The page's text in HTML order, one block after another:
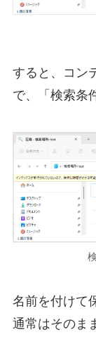
すると、コン
で、「検索条
名前を付けて
通常はそのま